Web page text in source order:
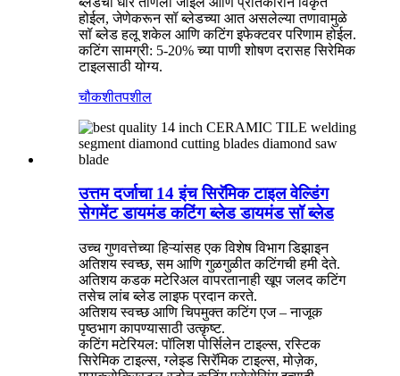
होईल, जेणेकरून सॉ ब्लेडच्या आत असलेल्या तणावामुळे
सॉ ब्लेड हलू शकेल आणि कटिंग इफेक्टवर परिणाम होईल.
कटिंग सामग्री: 5-20% च्या पाणी शोषण दरासह सिरेमिक
टाइलसाठी योग्य.
चौकशीतपशील
उत्तम दर्जाचा 14 इंच सिरॅमिक टाइल वेल्डिंग
सेगमेंट डायमंड कटिंग ब्लेड डायमंड सॉ ब्लेड
उच्च गुणवत्तेच्या हिऱ्यांसह एक विशेष विभाग डिझाइन
अतिशय स्वच्छ, सम आणि गुळगुळीत कटिंगची हमी देते.
अतिशय कडक मटेरिअल वापरतानाही खूप जलद कटिंग
तसेच लांब ब्लेड लाइफ प्रदान करते.
अतिशय स्वच्छ आणि चिपमुक्त कटिंग एज – नाजूक
पृष्ठभाग कापण्यासाठी उत्कृष्ट.
कटिंग मटेरियल: पॉलिश पोर्सिलेन टाइल्स, रस्टिक
सिरेमिक टाइल्स, ग्लेझ्ड सिरॅमिक टाइल्स, मोज़ेक,